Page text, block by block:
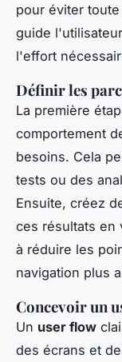
pour éviter
guide
l'effort
Définir les
La première
comportement
besoins. Cela
tests ou des
Ensuite, créez
ces résultats en
à réduire les
navigation plus
Concevoir un
Un user flow
des écrans et